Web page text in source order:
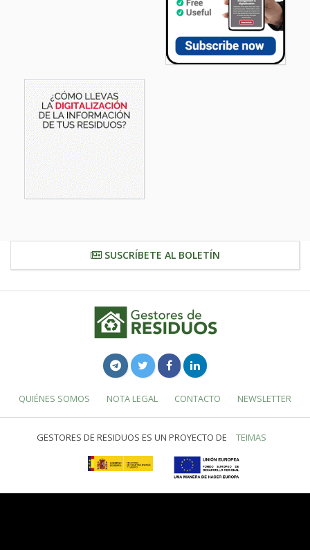
SUSCRÍBETE AL BOLETÍN
QUIÉNES SOMOS NOTA LEGAL CONTACTO NEWSLETTER
GESTORES DE RESIDUOS ES UN PROYECTO DE TEIMAS